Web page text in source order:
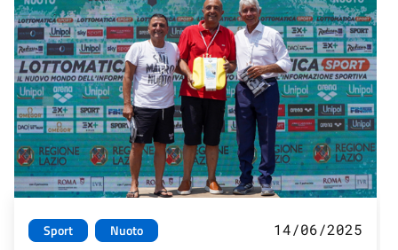
Sport Nuoto 14/06/2025